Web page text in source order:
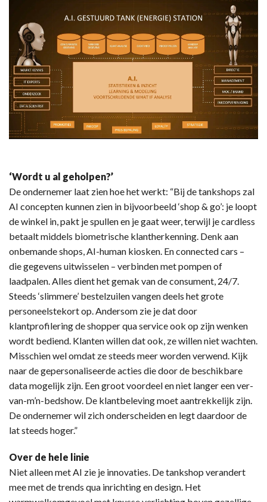
‘Wordt u al geholpen?’
De ondernemer laat zien hoe het werkt: “Bij de tankshops zal
AI concepten kunnen zien in bijvoorbeeld ‘shop & go’: je loopt
de winkel in, pakt je spullen en je gaat weer, terwijl je cardless
betaalt middels biometrische klantherkenning. Denk aan
onbemande shops, AI-human kiosken. En connected cars –
die gegevens uitwisselen – verbinden met pompen of
laadpalen. Alles dient het gemak van de consument, 24/7.
Steeds ‘slimmere’ bestelzuilen vangen deels het grote
personeelstekort op. Andersom zie je dat door
klantprofilering de shopper qua service ook op zijn wenken
wordt bediend. Klanten willen dat ook, ze willen niet wachten.
Misschien wel omdat ze steeds meer worden verwend. Kijk
naar de gepersonaliseerde acties die door de beschikbare
data mogelijk zijn. Een groot voordeel en niet langer een ver-
van-m’n-bedshow. De klantbeleving moet aantrekkelijk zijn.
De ondernemer wil zich onderscheiden en legt daardoor de
lat steeds hoger.”
Over de hele linie
Niet alleen met AI zie je innovaties. De tankshop verandert
mee met de trends qua inrichting en design. Het